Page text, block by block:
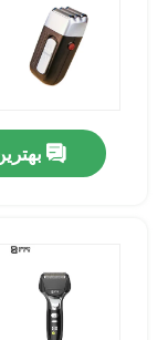
محصولات
دربارهی ما
کنترل کیفیت